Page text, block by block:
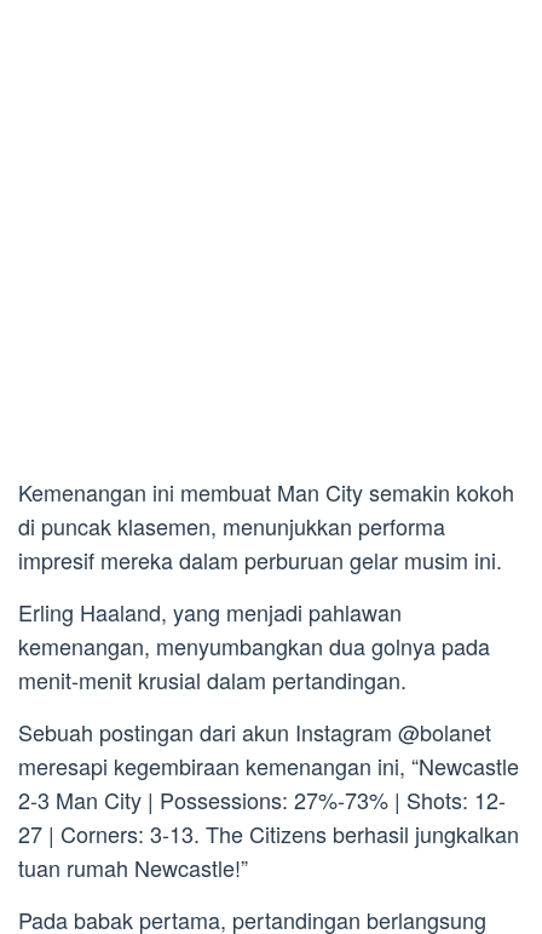
Kemenangan ini membuat Man City semakin kokoh
di puncak klasemen, menunjukkan performa
impresif mereka dalam perburuan gelar musim ini.
Erling Haaland, yang menjadi pahlawan
kemenangan, menyumbangkan dua golnya pada
menit-menit krusial dalam pertandingan.
Sebuah postingan dari akun Instagram @bolanet
meresapi kegembiraan kemenangan ini, “Newcastle
2-3 Man City | Possessions: 27%-73% | Shots: 12-
27 | Corners: 3-13. The Citizens berhasil jungkalkan
tuan rumah Newcastle!”
Pada babak pertama, pertandingan berlangsung